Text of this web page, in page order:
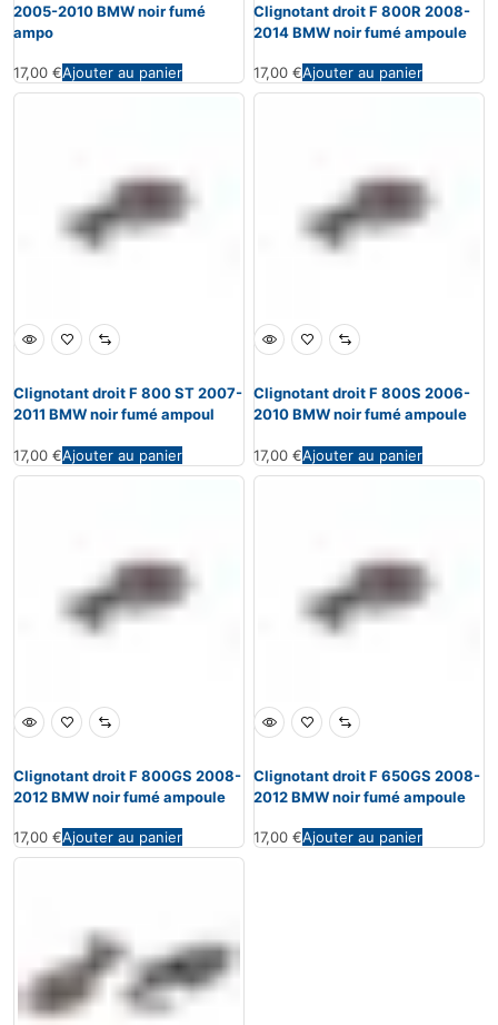
2005-2010 BMW noir fumé
ampo
17,00 €Ajouter au panier
Clignotant droit F 800R 2008-
2014 BMW noir fumé ampoule
17,00 €Ajouter au panier
Clignotant droit F 800 ST 2007-
2011 BMW noir fumé ampoul
17,00 €Ajouter au panier
Clignotant droit F 800S 2006-
2010 BMW noir fumé ampoule
17,00 €Ajouter au panier
Clignotant droit F 800GS 2008-
2012 BMW noir fumé ampoule
17,00 €Ajouter au panier
Clignotant droit F 650GS 2008-
2012 BMW noir fumé ampoule
17,00 €Ajouter au panier